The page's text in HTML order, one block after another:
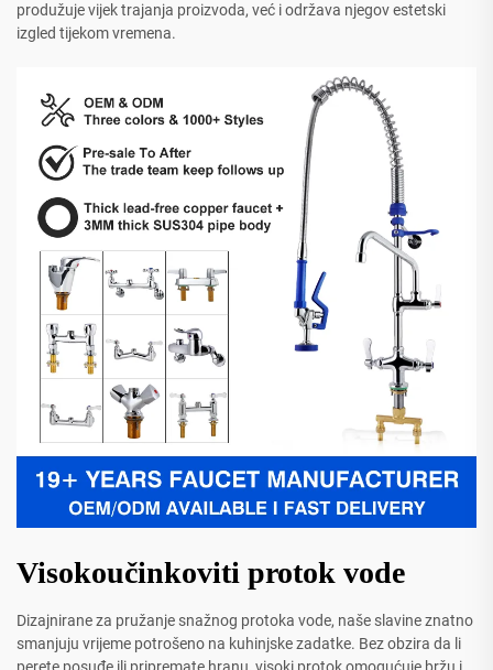
produžuje vijek trajanja proizvoda, već i održava njegov estetski
izgled tijekom vremena.
Visokoučinkoviti protok vode
Dizajnirane za pružanje snažnog protoka vode, naše slavine znatno
smanjuju vrijeme potrošeno na kuhinjske zadatke. Bez obzira da li